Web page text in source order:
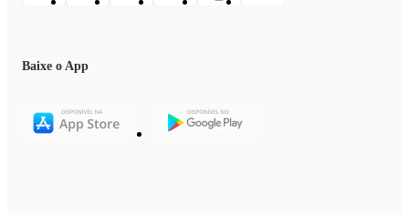
Baixe o App